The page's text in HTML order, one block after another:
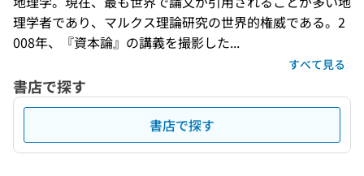
理学者であり、マルクス理論研究の世界的権威である。2
008年、『資本論』の講義を撮影した...
すべて見る
書店で探す
書店で探す